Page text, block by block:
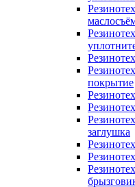
покрытие
заглушка